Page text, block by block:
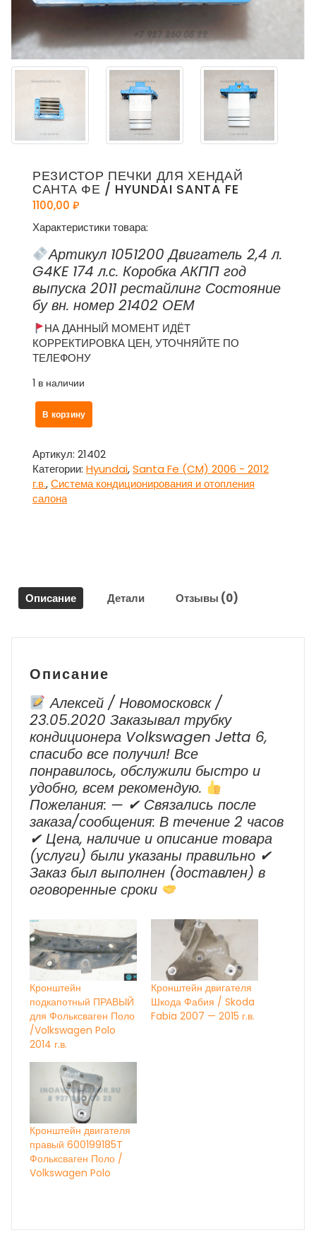
РЕЗИСТОР ПЕЧКИ ДЛЯ ХЕНДАЙ
САНТА ФЕ / HYUNDAI SANTA FE
1100,00 ₽
Характеристики товара:
Артикул 1051200 Двигатель 2,4 л.
G4KE 174 л.с. Коробка АКПП год
выпуска 2011 рестайлинг Состояние
бу вн. номер 21402 ОЕМ
НА ДАННЫЙ МОМЕНТ ИДЁТ
КОРРЕКТИРОВКА ЦЕН, УТОЧНЯЙТЕ ПО
ТЕЛЕФОНУ
1 в наличии
Количество
товара
печки
для
Хендай
Санта
В корзину
Артикул: 21402
Категории: Hyundai,Santa Fe (CM) 2006 - 2012
г.в.,Система кондиционирования и отопления
салона
Описание Детали Отзывы (0)
Описание
Алексей / Новомосковск /
23.05.2020 Заказывал трубку
кондиционера Volkswagen Jetta 6,
спасибо все получил! Все
понравилось, обслужили быстро и
удобно, всем рекомендую.
Пожелания: — ✔ Cвязались после
заказа/сообщения: В течение 2 часов
✔ Цена, наличие и описание товара
(услуги) были указаны правильно ✔
Заказ был выполнен (доставлен) в
оговоренные сроки
Кронштейн
подкапотный ПРАВЫЙ
для Фольксваген Поло
/Volkswagen Polo
2014 г.в.
Кронштейн двигателя
Шкода Фабия / Skoda
Fabia 2007 — 2015 г.в.
Кронштейн двигателя
правый 600199185T
Фольксваген Поло /
Volkswagen Polo